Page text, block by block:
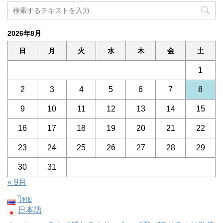
2026年8月
日 月 火 水 木 金 土
1
2 3 4 5 6 7 8
9 10 11 12 13 14 15
16 17 18 19 20 21 22
23 24 25 26 27 28 29
30
31
« 9月
ไทย
日本語